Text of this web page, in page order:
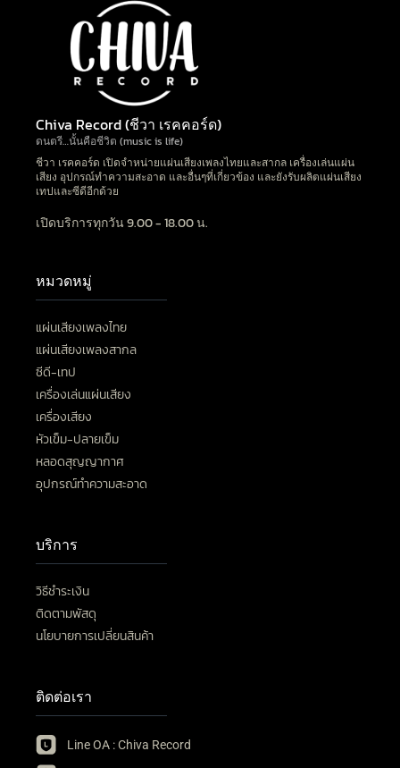
Chiva Record (ชีวา เรคคอร์ด)
ดนตรี…นั้นคือชีวิต (music is life)
ชีวา เรคคอร์ด เปิดจำหน่ายแผ่นเสียงเพลงไทยและสากล เครื่องเล่นแผ่น
เสียง อุปกรณ์ทำความสะอาด และอื่นๆที่เกี่ยวข้อง และยังรับผลิตแผ่นเสียง
เทปและซีดีอีกด้วย
เปิดบริการทุกวัน 9.00 - 18.00 น.
หมวดหมู่
แผ่นเสียงเพลงไทย
แผ่นเสียงเพลงสากล
ซีดี-เทป
เครื่องเล่นแผ่นเสียง
เครื่องเสียง
หัวเข็ม-ปลายเข็ม
หลอดสุญญากาศ
อุปกรณ์ทำความสะอาด
บริการ
วิธีชำระเงิน
ติดตามพัสดุ
นโยบายการเปลี่ยนสินค้า
ติดต่อเรา
Line OA : Chiva Record